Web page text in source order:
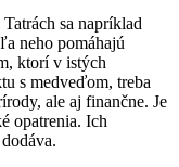
sa napríklad
neho pomáhajú
ktorí v istých
s medveďom, treba
ale aj finančne. Je
opatrenia. Ich